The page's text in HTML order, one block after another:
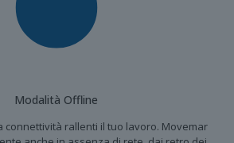
Modalità Offline
connettività rallenti il tuo lavoro. Movemar